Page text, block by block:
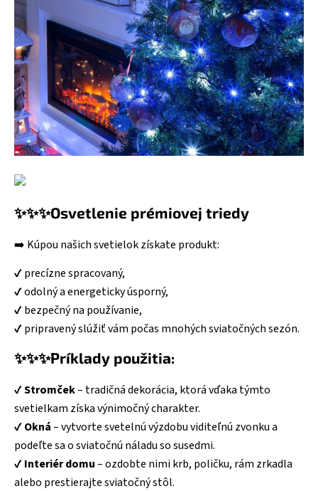
✨✨✨Osvetlenie prémiovej triedy
➡️ Kúpou našich svetielok získate produkt:
✔️ precízne spracovaný,
✔️ odolný a energeticky úsporný,
✔️ bezpečný na používanie,
✔️ pripravený slúžiť vám počas mnohých sviatočných sezón.
✨✨✨Príklady použitia:
✔️Stromček– tradičná dekorácia, ktorá vďaka týmto
svetielkam získa výnimočný charakter.
✔️Okná– vytvorte svetelnú výzdobu viditeľnú zvonku a
podeľte sa o sviatočnú náladu so susedmi.
✔️Interiér domu– ozdobte nimi krb, poličku, rám zrkadla
alebo prestierajte sviatočný stôl.